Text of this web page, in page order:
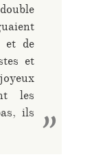
et de
et
les
ils